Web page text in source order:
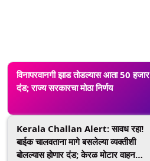
विनापरवानगी झाड तोडल्यास आता 50 हजार
दंड; राज्य सरकारचा मोठा निर्णय
Kerala Challan Alert: सावध रहा!
बाईक चालवताना मागे बसलेल्या व्यक्तीशी
बोलल्यास होणार दंड; केरळ मोटार वाहन